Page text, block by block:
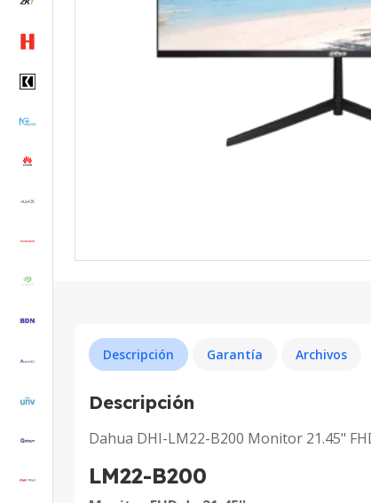
Descripción Garantía Archivos
Descripción
Dahua DHI-LM22-B200 Monitor 21.45"
LM22-B200